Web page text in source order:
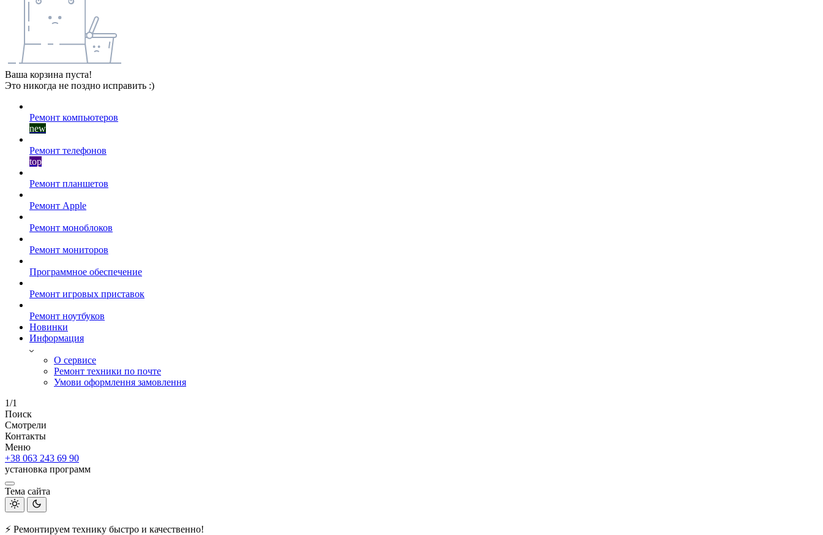
Ваша корзина пуста!
Это никогда не поздно исправить :)
Ремонт компьютеров
new
Ремонт телефонов
top
Ремонт планшетов
Ремонт Apple
Ремонт моноблоков
Ремонт мониторов
Программное обеспечение
Ремонт игровых приставок
Ремонт ноутбуков
Новинки
Информация
О сервисе
Ремонт техники по почте
Умови оформлення замовлення
1/1
Поиск
Смотрели
Контакты
Меню
+38 063 243 69 90
установка программ
Тема сайта
⚡ Ремонтируем технику быстро и качественно!